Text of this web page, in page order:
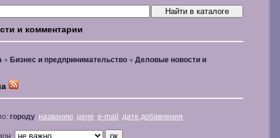
и комментарии
Бизнес и предпринимательство
Деловые новости и
городу названию цене e-mail дате добавления